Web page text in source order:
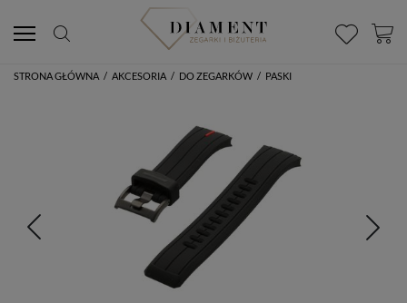
STRONA GŁÓWNA / AKCESORIA / DO ZEGARKÓW / PASKI